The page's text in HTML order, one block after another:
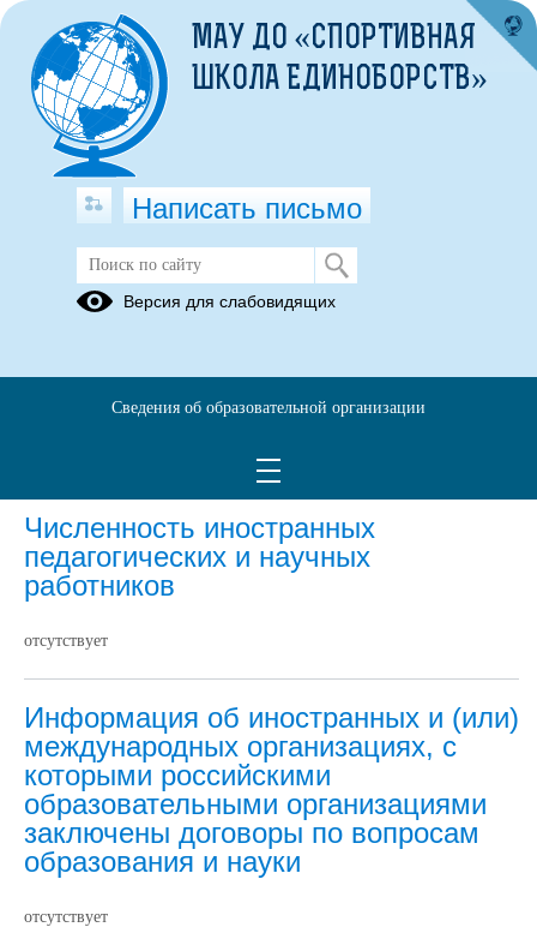
Численность иностранных
программам
Численность иностранных
педагогических и научных
работников
отсутствует
Информация об иностранных и (или)
международных организациях, с
которыми российскими
образовательными организациями
заключены договоры по вопросам
образования и науки
отсутствует
МАУ ДО «СПОРТИВНАЯ
ШКОЛА ЕДИНОБОРСТВ»
Написать письмо
Версия для слабовидящих
Сведения об образовательной организации